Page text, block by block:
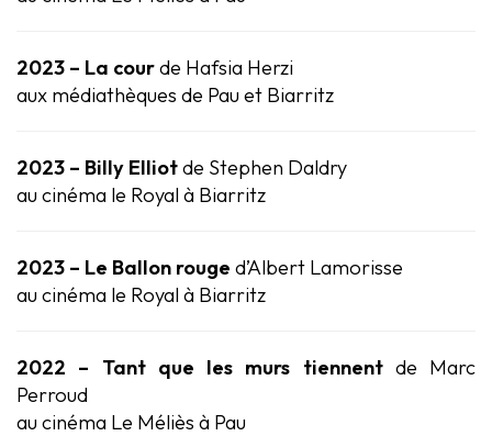
2023 – La courde Hafsia Herzi
aux médiathèques de Pau et Biarritz
2023 – Billy Elliotde Stephen Daldry
au cinéma le Royal à Biarritz
2023 – Le Ballon rouge d’Albert Lamorisse
au cinéma le Royal à Biarritz
2022 – Tant que les murs tiennent de Marc
Perroud
au cinéma Le Méliès à Pau